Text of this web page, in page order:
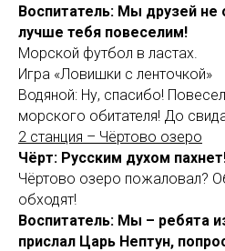
Воспитатель: Мы друзей
лучше тебя повеселим!
Морской футбол в ластах.
Игра «Ловишки с ленточкой»
Водяной: Ну, спасибо!
морского обитателя! До
2 станция – Чёртово озеро
Чёрт: Русским духом
Чёртово озеро пожаловал?
обходят!
Воспитатель: Мы – ребята
прислал Царь Нептун,